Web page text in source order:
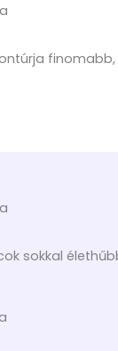
sokkal